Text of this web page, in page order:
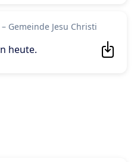
Gemeinde Jesu Christi
heute.